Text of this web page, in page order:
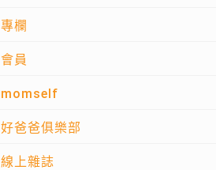
專欄
會員
momself
好爸爸俱樂部
線上雜誌